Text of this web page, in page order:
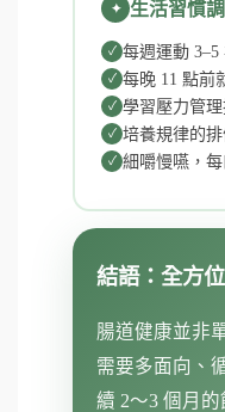
生活習慣
每週運動 3–5
每晚 11 點前
學習壓力管
培養規律的
細嚼慢嚥，
結語：全方
腸道健康並非
需要多面向、
續 2～3 個月